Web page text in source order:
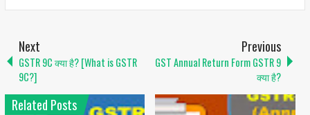
Next
GSTR 9C क्या है? [What is GSTR
9C?]
Previous
GST Annual Return Form GSTR 9
क्या है?
Related Posts